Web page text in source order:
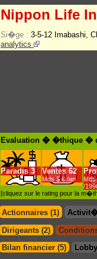
Nippon Life
Si�ge : 3-5-12 Imabashi,
analytics
Evaluation � �thique �
Paradis 3 Ventes 62
Mds $.€ /an
/
[cliquez sur le rating pour la
Actionnaires (1)
Dirigeants (2)
Bilan financier (5)